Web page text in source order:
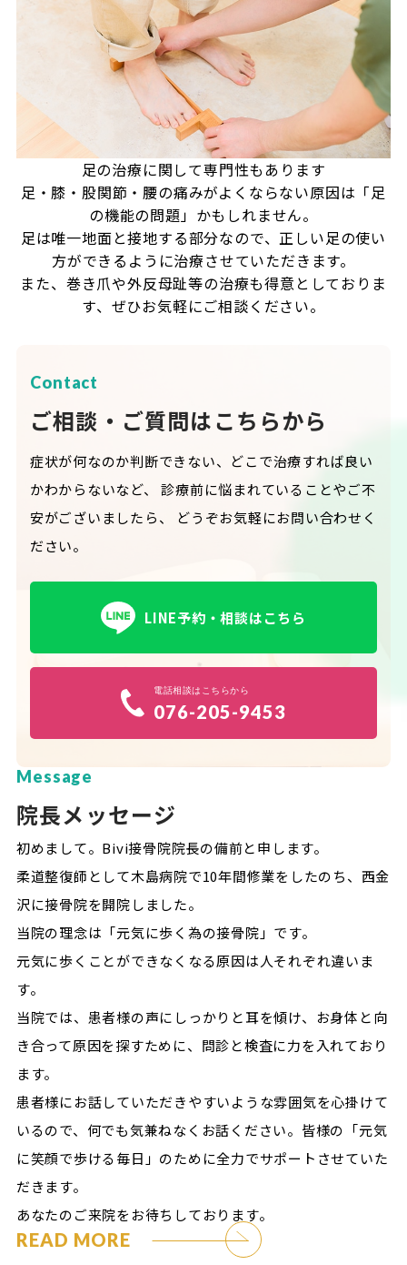
足の治療に関して専門性もあります
足・膝・股関節・腰の痛みがよくならない原因は「足
の機能の問題」かもしれません。
足は唯一地面と接地する部分なので、正しい足の使い
方ができるように治療させていただきます。
また、巻き爪や外反母趾等の治療も得意としておりま
す、ぜひお気軽にご相談ください。
Contact
ご相談・ご質問はこちらから
症状が何なのか判断できない、どこで治療すれば良い
かわからないなど、
診療前に悩まれていることやご不
安がございましたら、
どうぞお気軽にお問い合わせく
ださい。
LINE予約・相談はこちら
電話相談はこちらから
076-205-9453
Message
院長メッセージ
初めまして。Bivi接骨院院長の備前と申します。
柔道整復師として木島病院で10年間修業をしたのち、西金
沢に接骨院を開院しました。
当院の理念は「元気に歩く為の接骨院」です。
元気に歩くことができなくなる原因は人それぞれ違いま
す。
当院では、患者様の声にしっかりと耳を傾け、お身体と向
き合って原因を探すために、問診と検査に力を入れており
ます。
患者様にお話していただきやすいような雰囲気を心掛けて
いるので、何でも気兼ねなくお話ください。皆様の「元気
に笑顔で歩ける毎日」のために全力でサポートさせていた
だきます。
あなたのご来院をお待ちしております。
READ MORE